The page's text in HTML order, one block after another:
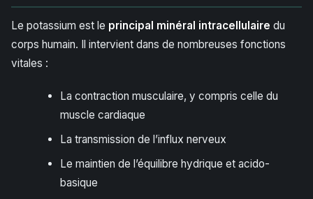
Le potassium est le principal minéral intracellulaire du
corps humain. Il intervient dans de nombreuses fonctions
vitales :
La contraction musculaire, y compris celle du
muscle cardiaque
La transmission de l’influx nerveux
Le maintien de l’équilibre hydrique et acido-
basique